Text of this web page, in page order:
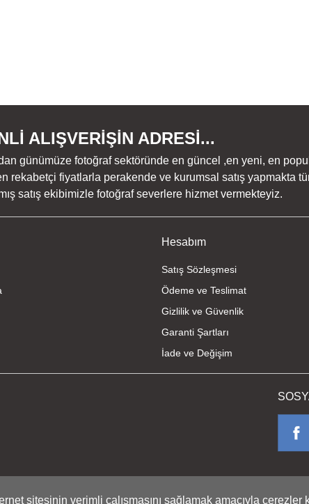
sitesinin verimli çalışmasını sağlamak amacıyla çerezler
ALIŞVERİŞİN ADRESİ...
günümüze fotoğraf sektöründe en güncel ,en yeni, en
rekabetçi fiyatlarla perakende ve kurumsal satış yapmakta
satış ekibimizle fotoğraf severlere hizmet vermekteyiz.
Hesabım
Satış Sözleşmesi
Ödeme ve Teslimat
Gizlilik ve Güvenlik
Garanti Şartları
İade ve Değişim